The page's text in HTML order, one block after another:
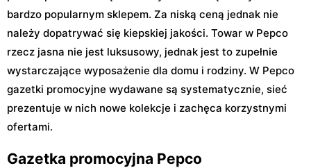
bardzo popularnym sklepem. Za niską ceną jednak nie
należy dopatrywać się kiepskiej jakości. Towar w Pepco
rzecz jasna nie jest luksusowy, jednak jest to zupełnie
wystarczające wyposażenie dla domu i rodziny. W Pepco
gazetki promocyjne wydawane są systematycznie, sieć
prezentuje w nich nowe kolekcje i zachęca korzystnymi
ofertami.
Gazetka promocyjna Pepco